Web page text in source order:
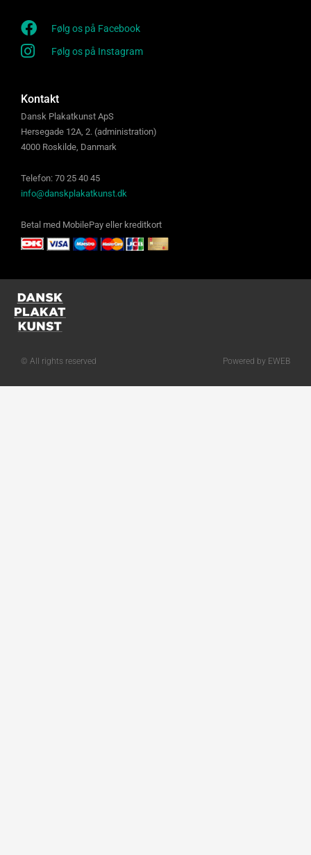
Følg os på Facebook
Følg os på Instagram
Kontakt
Dansk Plakatkunst ApS
Hersegade 12A, 2. (administration)
4000 Roskilde, Danmark
Telefon: 70 25 40 45
info@danskplakatkunst.dk
Betal med MobilePay eller kreditkort
© All rights reserved Powered by EWEB